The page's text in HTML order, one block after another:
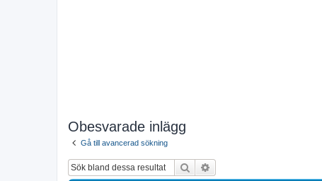
Obesvarade inlägg
Gå till avancerad sökning
Sök